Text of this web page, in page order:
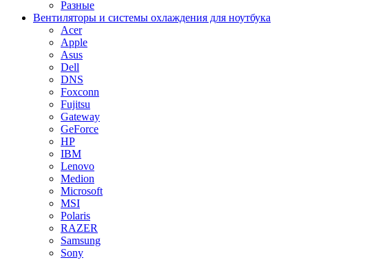
Разные
Вентиляторы и системы охлаждения для ноутбука
Acer
Apple
Asus
Dell
DNS
Foxconn
Fujitsu
Gateway
GeForce
HP
IBM
Lenovo
Medion
Microsoft
MSI
Polaris
RAZER
Samsung
Sony